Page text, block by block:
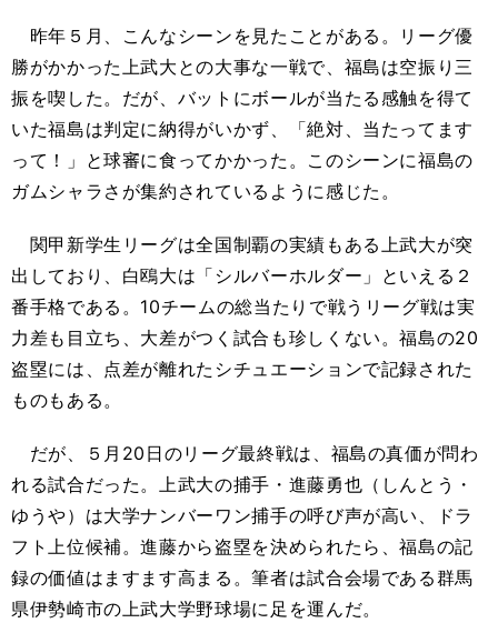
昨年５月、こんなシーンを見たことがある。リーグ優
勝がかかった上武大との大事な一戦で、福島は空振り三
振を喫した。だが、バットにボールが当たる感触を得て
いた福島は判定に納得がいかず、「絶対、当たってます
って！」と球審に食ってかかった。このシーンに福島の
ガムシャラさが集約されているように感じた。
関甲新学生リーグは全国制覇の実績もある上武大が突
出しており、白鴎大は「シルバーホルダー」といえる２
番手格である。10チームの総当たりで戦うリーグ戦は実
力差も目立ち、大差がつく試合も珍しくない。福島の20
盗塁には、点差が離れたシチュエーションで記録された
ものもある。
だが、５月20日のリーグ最終戦は、福島の真価が問わ
れる試合だった。上武大の捕手・進藤勇也（しんとう・
ゆうや）は大学ナンバーワン捕手の呼び声が高い、ドラ
フト上位候補。進藤から盗塁を決められたら、福島の記
録の価値はますます高まる。筆者は試合会場である群馬
県伊勢崎市の上武大学野球場に足を運んだ。